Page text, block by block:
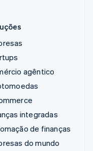
agêntico
integradas
de finanças
do mundo